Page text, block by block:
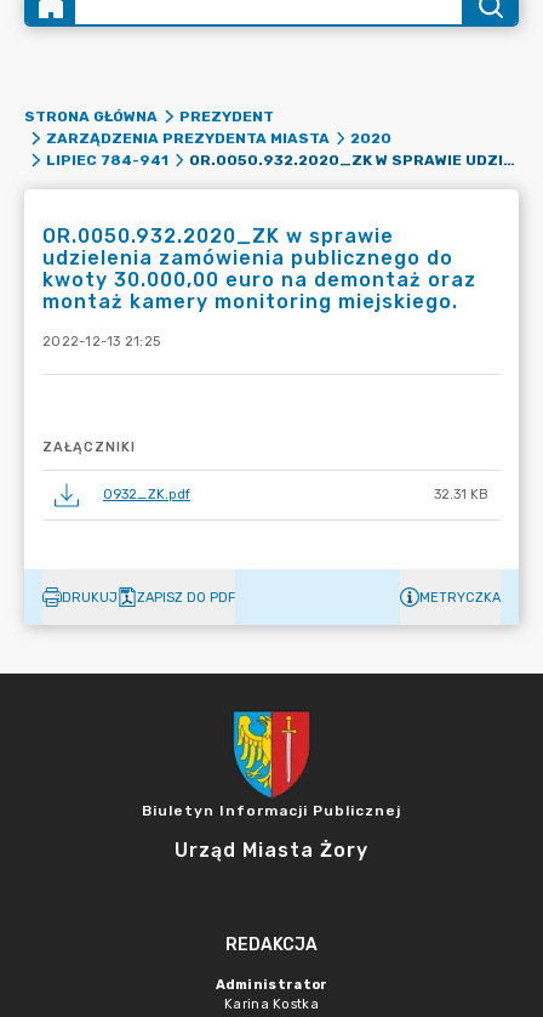
STRONA GŁÓWNA
PREZYDENT
ZARZĄDZENIA PREZYDENTA MIASTA
2020
LIPIEC 784-941
OR.0050.932.2020_ZK W SPRAWIE UDZIELENIA ZAMÓWIENIA PUBLICZNEGO DO KWOTY 30.000,00 EURO NA DEMONTAŻ ORAZ MONTAŻ KAMERY MONITORING MIEJSKIEGO.
OR.0050.932.2020_ZK w sprawie
udzielenia zamówienia publicznego do
kwoty 30.000,00 euro na demontaż oraz
montaż kamery monitoring miejskiego.
2022-12-13 21:25
ZAŁĄCZNIKI
0932_ZK.pdf 32.31 KB
DRUKUJ ZAPISZ DO PDF METRYCZKA
Biuletyn Informacji Publicznej
Urząd Miasta Żory
REDAKCJA
Administrator
Karina Kostka